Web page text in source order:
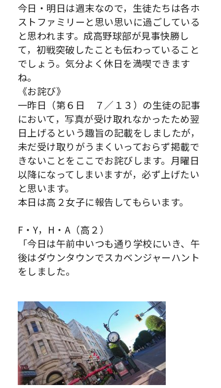
今日・明日は週末なので，生徒たちは各ホ
ストファミリーと思い思いに過ごしている
と思われます。成高野球部が見事快勝し
て，初戦突破したことも伝わっていること
でしょう。気分よく休日を満喫できます
ね。
《お詫び》
一昨日（第６日 ７／１３）の生徒の記事
において，写真が受け取れなかったため翌
日上げるという趣旨の記載をしましたが，
未だ受け取りがうまくいっておらず掲載で
きないことをここでお詫びします。月曜日
以降になってしまいますが，必ず上げたい
と思います。
本日は高２女子に報告してもらいます。
F・Y，H・A（高２）
「今日は午前中いつも通り学校にいき、午
後はダウンタウンでスカベンジャーハント
をしました。